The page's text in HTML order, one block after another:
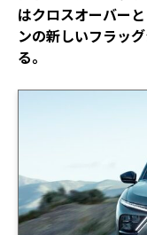
はクロスオーバー
ンの新しいフラッ
る。